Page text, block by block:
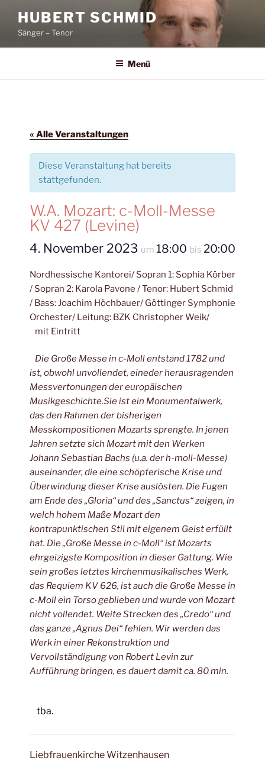
Inhalt
springen
HUBERT SCHMID
Sänger – Tenor
Menü
« Alle Veranstaltungen
Diese Veranstaltung hat bereits
stattgefunden.
W.A. Mozart: c-Moll-Messe
KV 427 (Levine)
4. November 2023 um 18:00 bis 20:00
Nordhessische Kantorei/ Sopran 1: Sophia Körber
/ Sopran 2: Karola Pavone / Tenor: Hubert Schmid
/ Bass: Joachim Höchbauer/ Göttinger Symphonie
Orchester/ Leitung: BZK Christopher Weik/
mit Eintritt
Die Große Messe in c-Moll entstand 1782 und
ist, obwohl unvollendet, eineder herausragenden
Messvertonungen der europäischen
Musikgeschichte.Sie ist ein Monumentalwerk,
das den Rahmen der bisherigen
Messkompositionen Mozarts sprengte. In jenen
Jahren setzte sich Mozartmit den Werken
Johann Sebastian Bachs (u.a. der h-moll-Messe)
auseinander, die eine schöpferische Krise und
Überwindung dieser Kriseauslösten. Die Fugen
am Ende des „Gloria“ und des „Sanctus“ zeigen, in
welch hohem Maße Mozart den
kontrapunktischen Stil mit eigenem Geisterfüllt
hat. Die „Große Messe in c-Moll“ ist Mozarts
ehrgeizigste Komposition in dieser Gattung. Wie
sein großes letztes kirchenmusikalisches Werk,
das Requiem KV 626, ist auch die Große Messe in
c-Moll ein Torso geblieben und wurde von Mozart
nicht vollendet. Weite Strecken des „Credo“ und
das ganze „Agnus Dei“ fehlen. Wir werden das
Werk in einer Rekonstruktion und
Vervollständigung von Robert Levin zur
Aufführung bringen, es dauertdamit ca. 80 min.
tba.
Liebfrauenkirche Witzenhausen